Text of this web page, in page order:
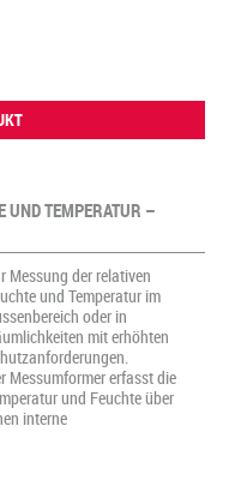
UND TEMPERATUR –
Messung der relativen
und Temperatur im
oder in
mit erhöhten
Messumformer erfasst die
und Feuchte über
interne